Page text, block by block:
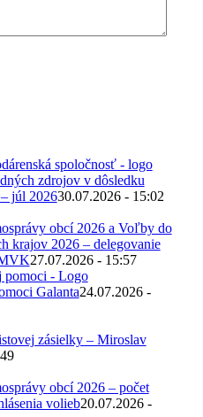
zdrojov v dôsledku
júl 202630.07.2026 - 15:02
obcí 2026 a Voľby do
krajov 2026 – delegovanie
27.07.2026 - 15:57
Galanta24.07.2026 -
zásielky – Miroslav
obcí 2026 – počet
volieb20.07.2026 -